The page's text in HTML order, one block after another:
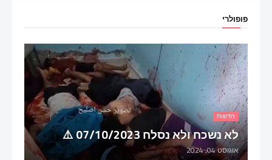
פופולרי
חדשות
לא נשכח ולא נסלח 07/10/2023 ⚠️
אוגוסט 04, 2024